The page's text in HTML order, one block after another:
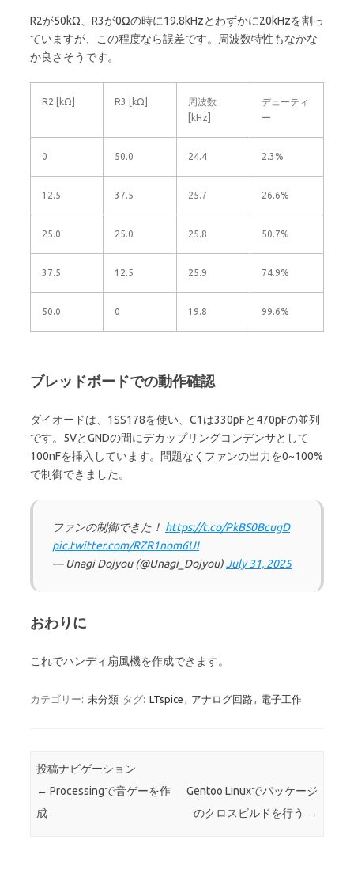
R2が50kΩ、R3が0Ωの時に19.8kHzとわずかに20kHzを割っ
ていますが、この程度なら誤差です。周波数特性もなかな
か良さそうです。
R2 [kΩ] R3 [kΩ]
周波数
[kHz]
デューティ
ー
0 50.0 24.4 2.3%
12.5 37.5 25.7 26.6%
25.0 25.0 25.8 50.7%
37.5 12.5 25.9 74.9%
50.0 0 19.8 99.6%
ブレッドボードでの動作確認
ダイオードは、1SS178を使い、C1は330pFと470pFの並列
です。5VとGNDの間にデカップリングコンデンサとして
100nFを挿入しています。問題なくファンの出力を0~100%
で制御できました。
ファンの制御できた！ https://t.co/PkBS0BcugD
pic.twitter.com/RZR1nom6UI
— Unagi Dojyou (@Unagi_Dojyou)July 31, 2025
おわりに
これでハンディ扇風機を作成できます。
カテゴリー: 未分類 タグ: LTspice , アナログ回路, 電子工作
投稿ナビゲーション
← Processingで音ゲーを作
成
Gentoo Linuxでパッケージ
のクロスビルドを行う →